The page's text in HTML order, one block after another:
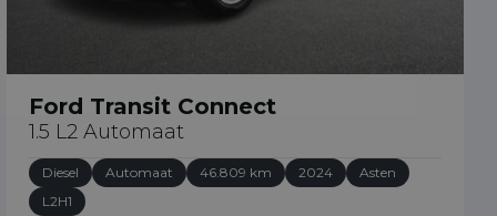
Ford Transit Connect
1.5 L2 Automaat
Diesel Automaat 46.809 km 2024
Asten
L2H1